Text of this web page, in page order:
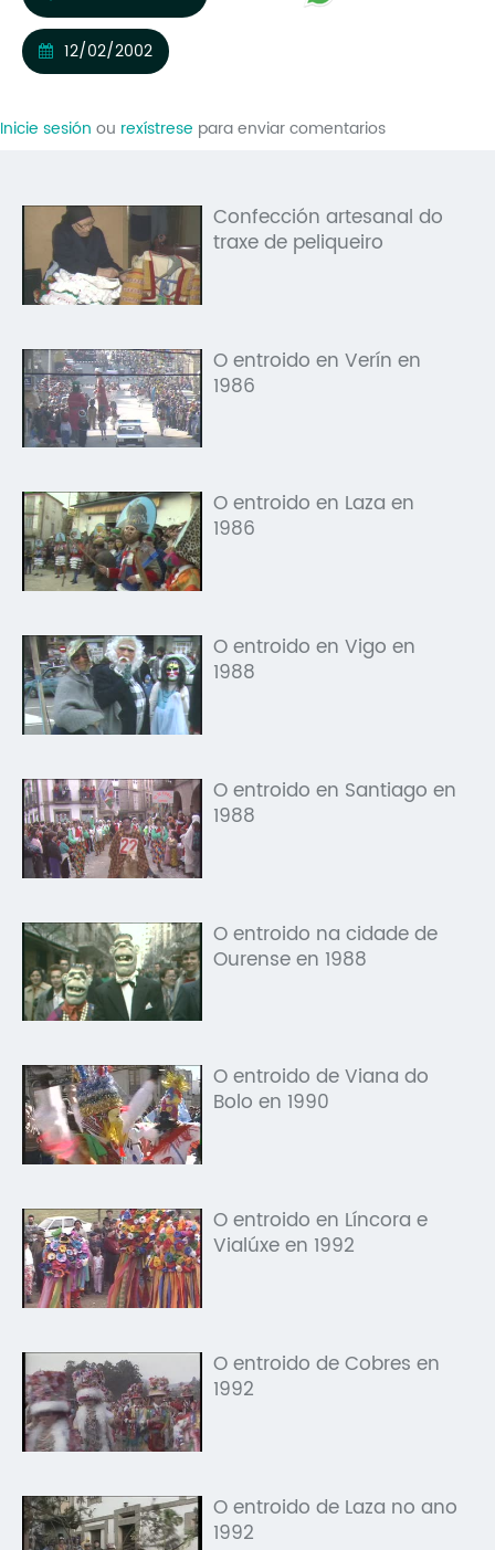
12/02/2002
Inicie sesión ou rexístrese para enviar comentarios
Confección artesanal do
traxe de peliqueiro
O entroido en Verín en
1986
O entroido en Laza en
1986
O entroido en Vigo en
1988
O entroido en Santiago en
1988
O entroido na cidade de
Ourense en 1988
O entroido de Viana do
Bolo en 1990
O entroido en Líncora e
Vialúxe en 1992
O entroido de Cobres en
1992
O entroido de Laza no ano
1992